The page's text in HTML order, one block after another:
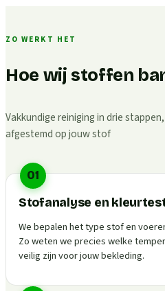
ZO WERKT HET
Hoe wij stoffen
Vakkundige reiniging in drie stappen,
afgestemd op jouw stof
01
Stofanalyse en
We bepalen het type stof en
Zo weten we precies welke
veilig zijn voor jouw bekleding.